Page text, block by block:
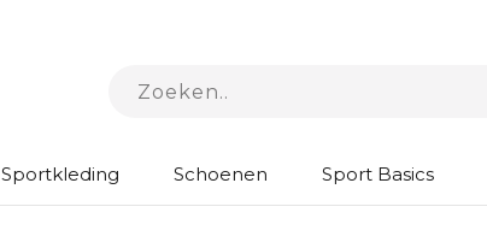
Sportkleding Schoenen Sport Basics